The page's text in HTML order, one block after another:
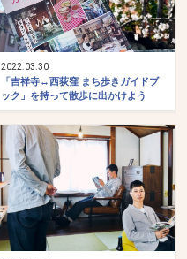
2022.03.30
「吉祥寺↔西荻窪 まち歩きガイドブ
ック」を持って散歩に出かけよう